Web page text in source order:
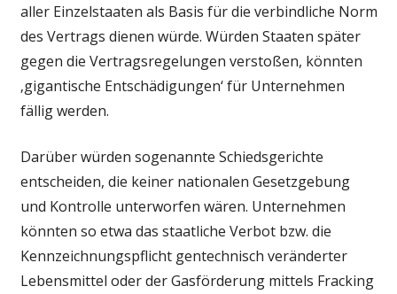
aller Einzelstaaten als Basis für die verbindliche Norm
des Vertrags dienen würde. Würden Staaten später
gegen die Vertragsregelungen verstoßen, könnten
‚gigantische Entschädigungen‘ für Unternehmen
fällig werden.
Darüber würden sogenannte Schiedsgerichte
entscheiden, die keiner nationalen Gesetzgebung
und Kontrolle unterworfen wären. Unternehmen
könnten so etwa das staatliche Verbot bzw. die
Kennzeichnungspflicht gentechnisch veränderter
Lebensmittel oder der Gasförderung mittels Fracking